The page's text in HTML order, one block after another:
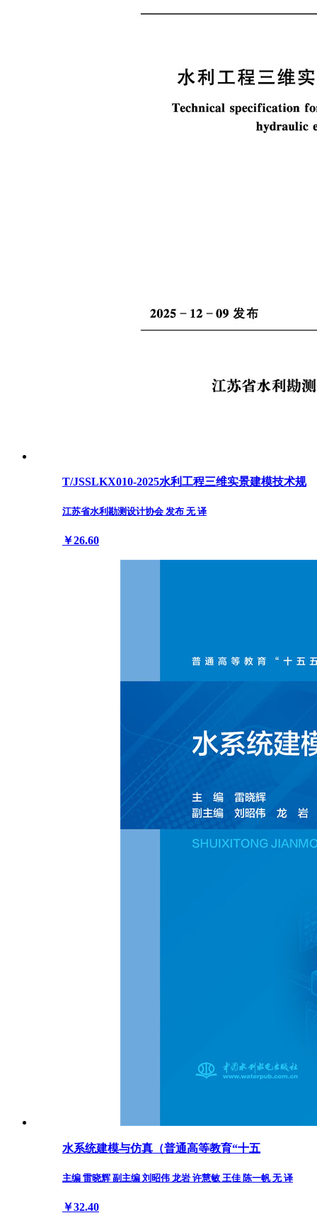
T/JSSLKX010-2025水利工程三维实景建模技术规
江苏省水利勘测设计协会 发布 无 译
￥26.60
水系统建模与仿真（普通高等教育“十五
主编 雷晓辉 副主编 刘昭伟 龙岩 许慧敏 王佳 陈一帆 无 译
￥32.40